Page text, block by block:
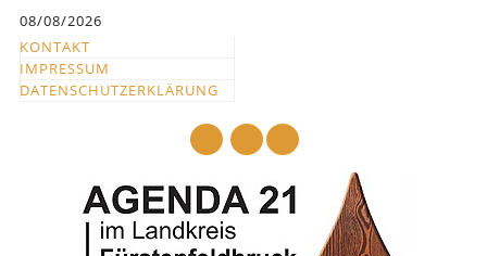
springen
08/08/2026
KONTAKT
IMPRESSUM
DATENSCHUTZERKLÄRUNG